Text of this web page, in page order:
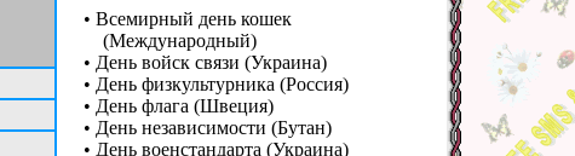
• Всемирный день кошек
(Международный)
• День войск связи (Украина)
• День физкультурника (Россия)
• День флага (Швеция)
• День независимости (Бутан)
• День военстандарта (Украина)